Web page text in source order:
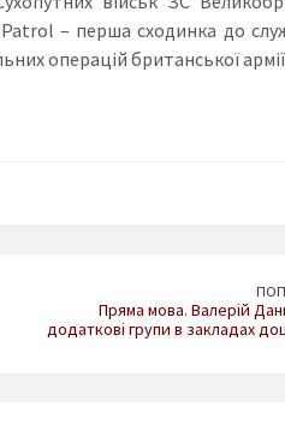
– перша сходинка до
операцій британської
Пряма мова. Валерій
додаткові групи в закладах